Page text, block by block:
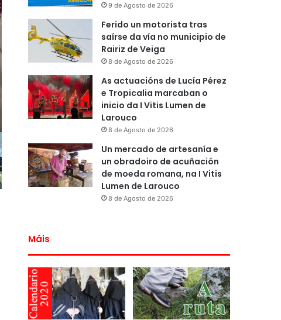
9 de Agosto de 2026
Ferido un motorista tras
saírse da vía no municipio de
Rairiz de Veiga
8 de Agosto de 2026
As actuacións de Lucía Pérez
e Tropicalia marcaban o
inicio da I Vitis Lumen de
Larouco
8 de Agosto de 2026
Un mercado de artesanía e
un obradoiro de acuñación
de moeda romana, na I Vitis
Lumen de Larouco
8 de Agosto de 2026
Máis